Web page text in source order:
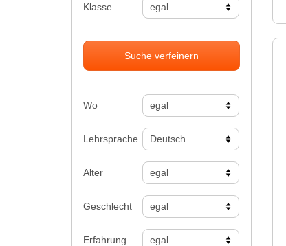
Klasse
Suche verfeinern
Wo
Lehrsprache
Alter
Geschlecht
Erfahrung